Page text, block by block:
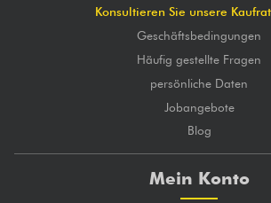
Konsultieren Sie unsere
Geschäftsbedingungen
Häufig gestellte Fragen
persönliche Daten
Jobangebote
Blog
Mein Konto